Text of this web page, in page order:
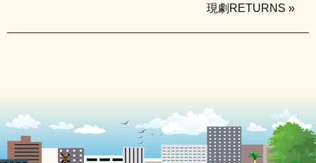
現劇RETURNS »